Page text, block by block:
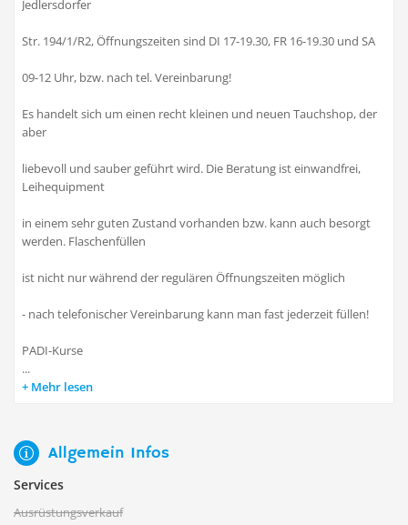
Jedlersdorfer
Str. 194/1/R2, Öffnungszeiten sind DI 17-19.30, FR 16-19.30 und SA
09-12 Uhr, bzw. nach tel. Vereinbarung!
Es handelt sich um einen recht kleinen und neuen Tauchshop, der
aber
liebevoll und sauber geführt wird. Die Beratung ist einwandfrei,
Leihequipment
in einem sehr guten Zustand vorhanden bzw. kann auch besorgt
werden. Flaschenfüllen
ist nicht nur während der regulären Öffnungszeiten möglich
- nach telefonischer Vereinbarung kann man fast jederzeit füllen!
PADI-Kurse
...
Mehr lesen
Allgemein Infos
Services
Ausrüstungsverkauf